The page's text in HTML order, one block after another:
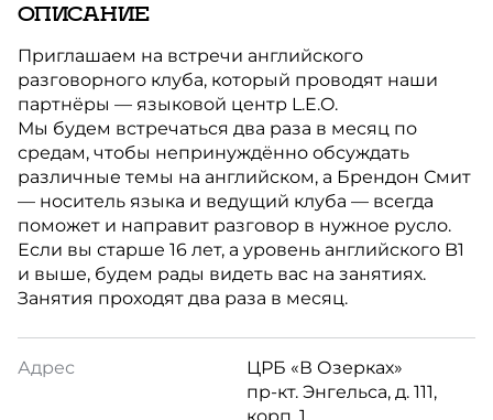
ОПИСАНИЕ
Приглашаем на встречи английского
разговорного клуба, который проводят наши
партнёры — языковой центр L.E.O.
Мы будем встречаться два раза в месяц по
средам, чтобы непринуждённо обсуждать
различные темы на английском, а Брендон Смит
— носитель языка и ведущий клуба — всегда
поможет и направит разговор в нужное русло.
Если вы старше 16 лет, а уровень английского B1
и выше, будем рады видеть вас на занятиях.
Занятия проходят два раза в месяц.
Адрес
ЦРБ «В Озерках»
пр-кт. Энгельса, д. 111,